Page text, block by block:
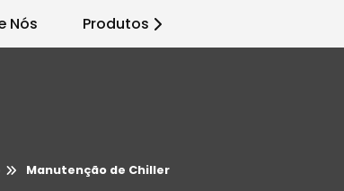
Nós Produtos
Manutenção de Chiller